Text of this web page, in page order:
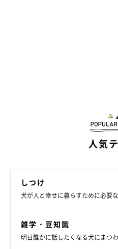
できるならば恐怖をもたらす音
としていましょう。前述の、リ
し、フォーマットトレーニング
す。
縄張り意識、警戒心から吠えて
るので完全に止めさせるのは難
人気
しつけ
犬が人と幸せに暮らすために必要
雑学・豆知識
明日誰かに話したくなる犬にまつ